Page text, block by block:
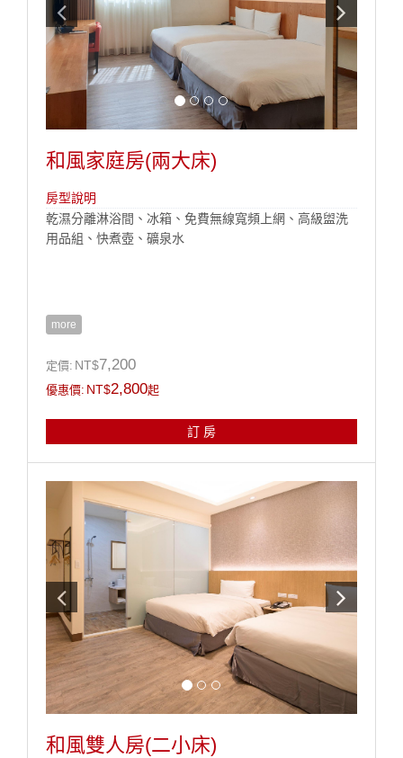
和風家庭房(兩大床)
房型說明
乾濕分離淋浴間、冰箱、免費無線寬頻上網、高級盥洗
用品組、快煮壺、礦泉水
more
定價: NT$7,200
優惠價: NT$2,800起
訂 房
和風雙人房(二小床)